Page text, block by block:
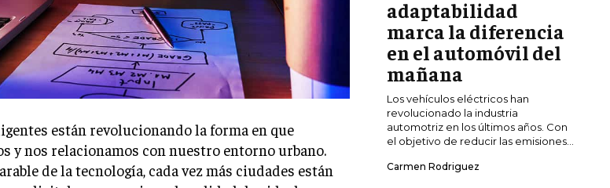
están revolucionando la forma en que
y nos relacionamos con nuestro entorno urbano.
de la tecnología, cada vez más ciudades están
adaptabilidad
marca la diferencia
en el automóvil del
mañana
Los vehículos eléctricos han
revolucionado la industria
automotriz en los últimos años. Con
el objetivo de reducir las emisiones...
Carmen Rodriguez